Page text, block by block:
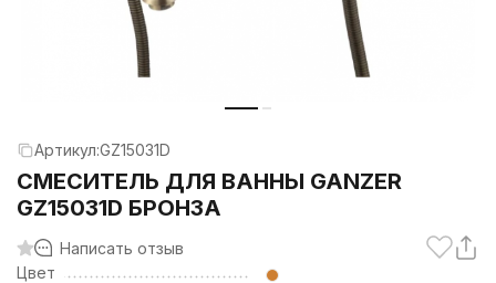
Артикул:GZ15031D
СМЕСИТЕЛЬ ДЛЯ ВАННЫ GANZER
GZ15031D БРОНЗА
Написать отзыв
Цвет